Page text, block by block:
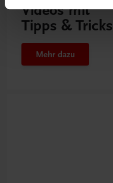
Videos mit
Tipps & Tricks
Mehr dazu